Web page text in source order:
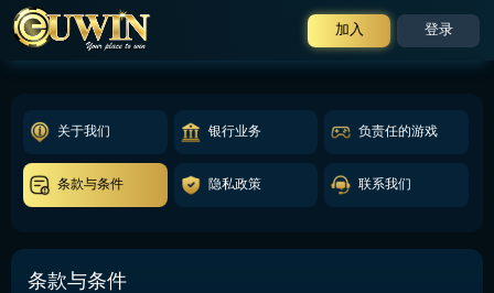
加入 登录
关于我们 银行业务 负责任的游戏
条款与条件 隐私政策 联系我们
条款与条件